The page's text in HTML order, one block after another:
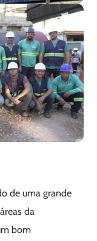
de uma grande
da
bom